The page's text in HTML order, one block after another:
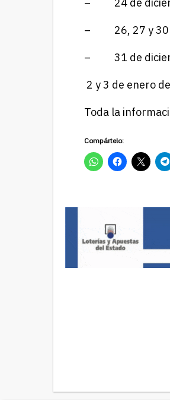
– 24 de
– 26, 27 y 30
– 31 de
2 y 3 de enero
Toda la
Compártelo: